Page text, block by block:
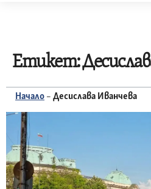
Етикет:
Начало – Десислава Иванчева